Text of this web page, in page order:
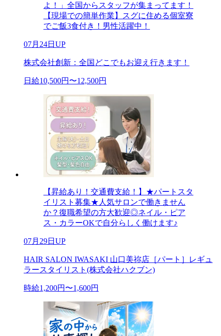
よ！」全国からスタッフが集まってます！
【現場での簡単作業】スグに住める個室寮
でご飯3食付き！男性活躍中！
07月24日UP
株式会社創新：全国どこでもお迎え行きます！
日給10,500円〜12,500円
【昇給あり！交通費支給！】★パートスタ
イリスト募集★人気サロンで働きません
か？復職希望の方大歓迎◎ネイル・ピア
ス・カラーOKで自分らしく働けます♪
07月29日UP
HAIR SALON IWASAKI 山口美祢店［パート］レギュ
ラースタイリスト(株式会社ハクブン)
時給1,200円〜1,600円